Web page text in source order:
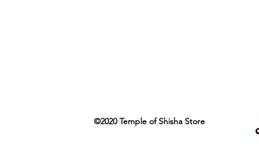
©2020 Temple of Shisha Store